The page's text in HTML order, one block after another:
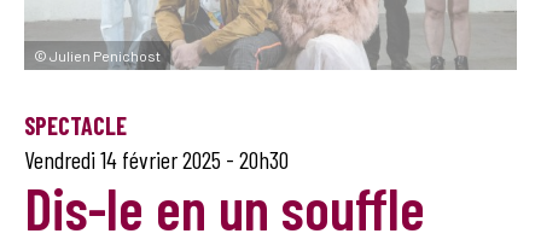
© Julien Penichost
SPECTACLE
Vendredi 14 février 2025 - 20h30
Dis-le en un souffle